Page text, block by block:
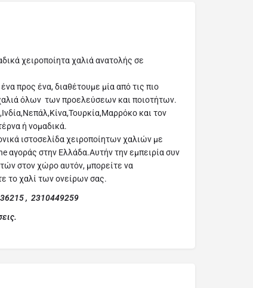
χειροποίητα χαλιά ανατολής σε
προς ένα, διαθέτουμε μία από τις πιο
όλων των προελεύσεων και ποιοτήτων.
και τον
ή νομαδικά.
ιστοσελίδα χειροποίητων χαλιών με
αγοράς στην Ελλάδα.Αυτήν την εμπειρία συν
στον χώρο αυτόν, μπορείτε να
το χαλί των ονείρων σας.
, 2310449259